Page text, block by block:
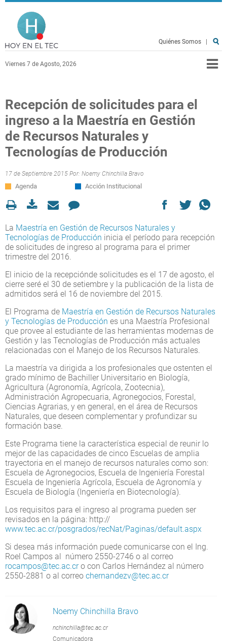
Pasar al contenido principal
Viernes 7 de Agosto, 2026
Quiénes Somos
Recepción de solicitudes para el
ingreso a la Maestría en Gestión
de Recursos Naturales y
Tecnologías de Producción
17 de Septiembre 2015 Por: Noemy Chinchilla Bravo
Agenda Acción Institucional
La Maestría en Gestión de Recursos Naturales y
Tecnologías de Producción inicia el período para recepción
de solicitudes de ingreso al programa para el primer
trimestre del 2016.
El inicio de la recepciónde solicitudes es el 17 de agosto, el
cierre seré el 30 de setiembre y la publicación de la lista de
admitidos será el 16 de noviembre del 2015.
El Programa de Maestría en Gestión de Recursos Naturales
y Tecnologías de Producción es una Maestría Profesional
que provee al estudiante de las herramientas modernas de
Gestión y las Tecnologías de Producción más actuales
relacionadas con el Manejo de los Recursos Naturales.
La maestría va dirigida a los profesionales que ostenten el
grado mínimo de Bachiller Universitario en Biología,
Agricultura (Agronomía, Agrícola, Zootecnia),
Administración Agropecuaria, Agronegocios, Forestal,
Ciencias Agrarias, y en general, en el área de Recursos
Naturales, que deseen complementar y profundizar su
formación base.
Este Programa tiene la característica especial de reunir lo
mejor de las capacidades de cinco Escuelas de amplia
trayectoria en el manejo de recursos naturales como son:
Escuela de Agronegocios, Escuela de Ingeniería Forestal
Escuela de Ingeniería Agrícola, Escuela de Agronomía y
Escuela de Biología (Ingeniería en Biotecnología).
Los requisitos para el ingreso al programa pueden ser
revisados en la página: http://
www.tec.ac.cr/posgrados/recNat/Paginas/default.aspx
Si desea más información puede comunicarse con el Ing.
Roel Campos al número 2550-2746 o al correo
rocampos@tec.ac.cro con Carlos Hernández al número
2550-2881 o al correo chernandezv@tec.ac.cr
Noemy Chinchilla Bravo
nchinchilla@tec.ac.cr
Comunicadora